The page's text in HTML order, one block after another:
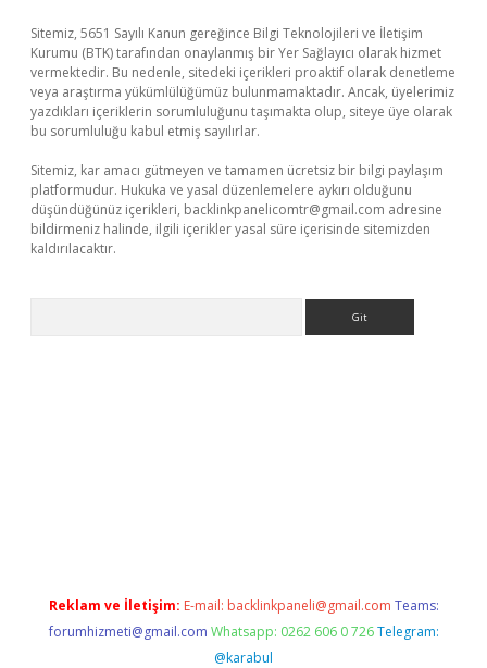
Sitemiz, 5651 Sayılı Kanun gereğince Bilgi Teknolojileri ve İletişim
Kurumu (BTK) tarafından onaylanmış bir Yer Sağlayıcı olarak hizmet
vermektedir. Bu nedenle, sitedeki içerikleri proaktif olarak denetleme
veya araştırma yükümlülüğümüz bulunmamaktadır. Ancak, üyelerimiz
yazdıkları içeriklerin sorumluluğunu taşımakta olup, siteye üye olarak
bu sorumluluğu kabul etmiş sayılırlar.
Sitemiz, kar amacı gütmeyen ve tamamen ücretsiz bir bilgi paylaşım
platformudur. Hukuka ve yasal düzenlemelere aykırı olduğunu
düşündüğünüz içerikleri, backlinkpanelicomtr@gmail.com adresine
bildirmeniz halinde, ilgili içerikler yasal süre içerisinde sitemizden
kaldırılacaktır.
Reklam ve İletişim: E-mail: backlinkpaneli@gmail.com Teams:
forumhizmeti@gmail.com Whatsapp: 0262 606 0 726 Telegram:
@karabul